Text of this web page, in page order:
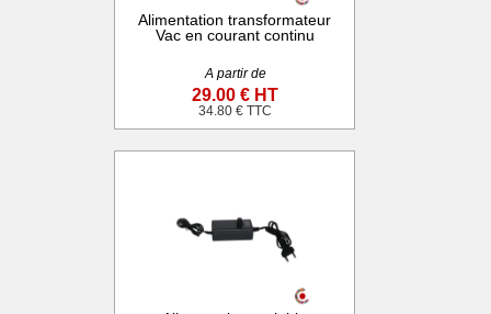
Alimentation transformateur
Vac en courant continu
A partir de
29.00 € HT
34.80 € TTC